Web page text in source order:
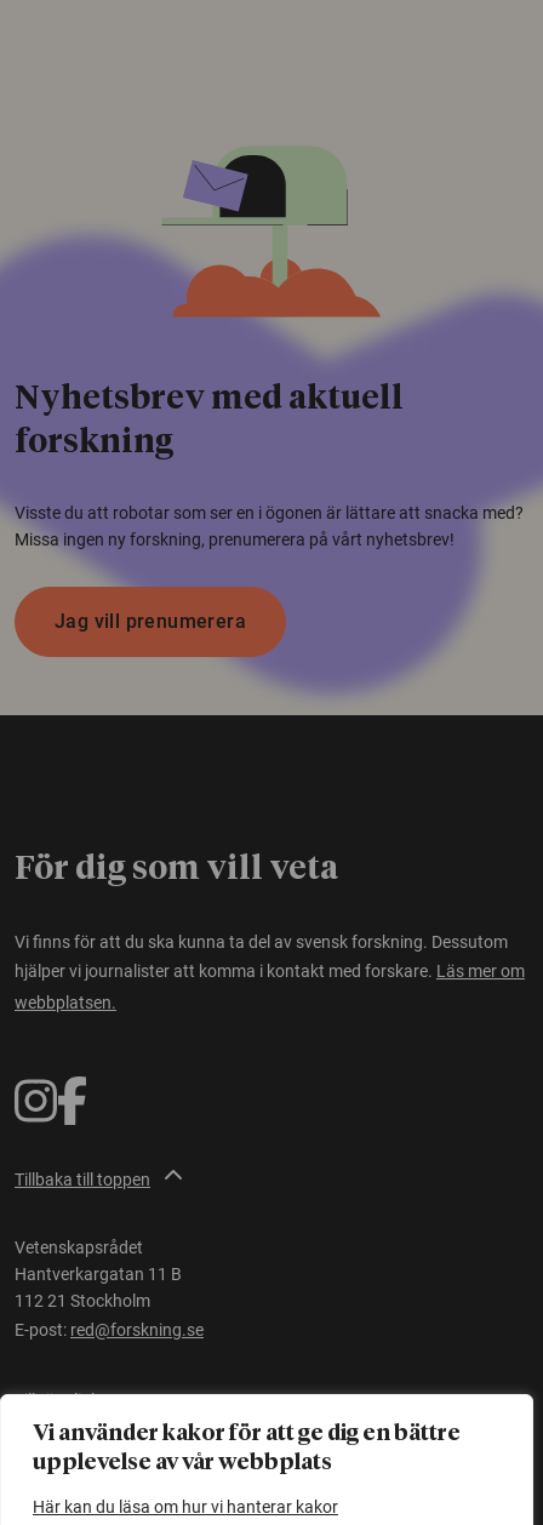
Vi använder kakor för att ge dig en bättre
upplevelse av vår webbplats
Här kan du läsa om hur vi hanterar kakor
Nyhetsbrev med aktuell
forskning
Visste du att robotar som ser en i ögonen är lättare att snacka med?
Missa ingen ny forskning, prenumerera på vårt nyhetsbrev!
Jag vill prenumerera
För dig som vill veta
Vi finns för att du ska kunna ta del av svensk forskning. Dessutom
hjälper vi journalister att komma i kontakt med forskare. Läs mer om
webbplatsen.
Tillbaka till toppen
Vetenskapsrådet
Hantverkargatan 11 B
112 21 Stockholm
E-post: red@forskning.se
Tillgänglighet
Ett initiativ avVetenskapsrådet